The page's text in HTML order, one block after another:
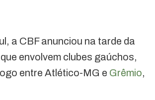
a CBF anunciou na tarde da
envolvem clubes gaúchos,
entre Atlético-MG e Grêmio,